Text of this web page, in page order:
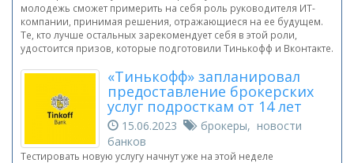
молодежь сможет примерить на себя роль руководителя ИТ-
компании, принимая решения, отражающиеся на ее будущем.
Те, кто лучше остальных зарекомендует себя в этой роли,
удостоится призов, которые подготовили Тинькофф и Вконтакте.
«Тинькофф» запланировал
предоставление брокерских
услуг подросткам от 14 лет
15.06.2023
брокеры, новости
банков
Тестировать новую услугу начнут уже на этой неделе